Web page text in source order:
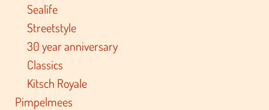
Sealife
Streetstyle
30 year anniversary
Classics
Kitsch Royale
Pimpelmees